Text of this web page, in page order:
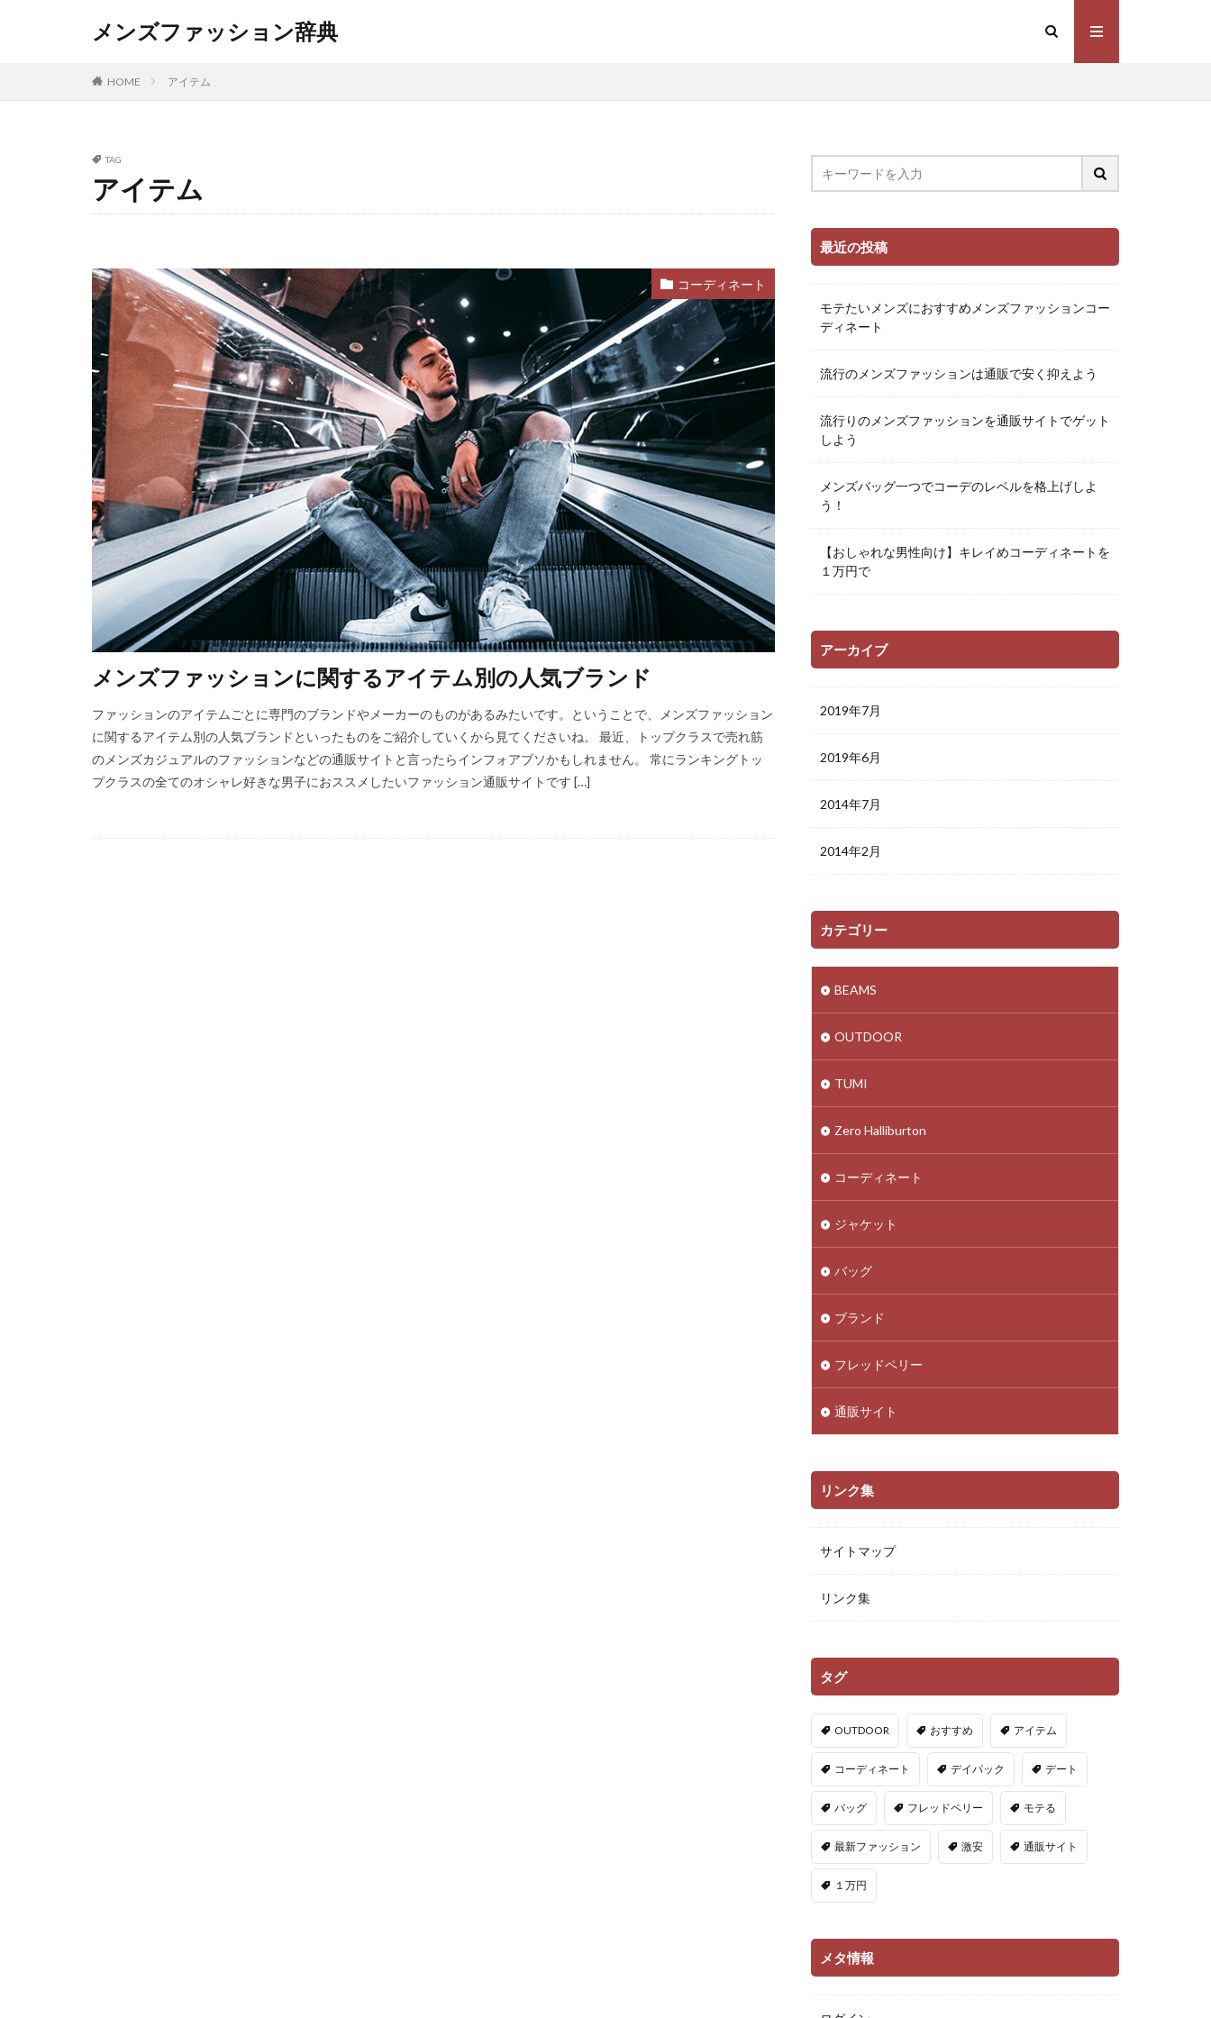
メンズファッション辞典
HOME アイテム
TAG
アイテム
コーディネート
メンズファッションに関するアイテム別の人気ブランド
ファッションのアイテムごとに専門のブランドやメーカーのものがあるみたいです。ということで、メンズファッション
に関するアイテム別の人気ブランドといったものをご紹介していくから見てくださいね。 最近、トップクラスで売れ筋
のメンズカジュアルのファッションなどの通販サイトと言ったらインフォアブソかもしれません。 常にランキングトッ
プクラスの全てのオシャレ好きな男子におススメしたいファッション通販サイトです […]
最近の投稿
モテたいメンズにおすすめメンズファッションコー
ディネート
流行のメンズファッションは通販で安く抑えよう
流行りのメンズファッションを通販サイトでゲット
しよう
メンズバッグ一つでコーデのレベルを格上げしよ
う！
【おしゃれな男性向け】キレイめコーディネートを
１万円で
アーカイブ
2019年7月
2019年6月
2014年7月
2014年2月
カテゴリー
BEAMS
OUTDOOR
TUMI
Zero Halliburton
コーディネート
ジャケット
バッグ
ブランド
フレッドペリー
通販サイト
リンク集
サイトマップ
リンク集
タグ
OUTDOOR おすすめ アイテム
コーディネート デイパック デート
バッグ フレッドペリー モテる
最新ファッション 激安 通販サイト
１万円
メタ情報